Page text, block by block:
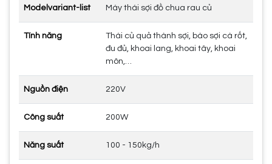
Modelvariant-list Máy thái sợi đồ chua rau củ
Tính năng
Thái củ quả thành sợi, bào sợi cà rốt,
đu đủ, khoai lang, khoai tây, khoai
môn,…
Nguồn điện 220V
Công suất 200W
Năng suất 100 - 150kg/h